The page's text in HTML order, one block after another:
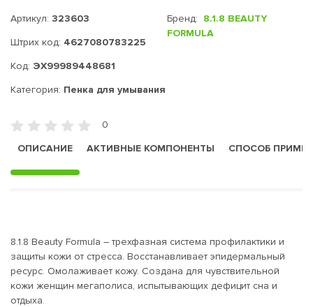
Артикул: 323603
Штрих код: 4627080783225
Код: ЭХ99989448681
Бренд: 8.1.8 BEAUTY
FORMULA
Категория: Пенка для умывания
0
ОПИСАНИЕ
АКТИВНЫЕ КОМПОНЕНТЫ СПОСОБ
8.1.8 Beauty Formula – трехфазная система профилактики и
защиты кожи от стресса. Восстанавливает эпидермальный
ресурс. Омолаживает кожу. Создана для чувствительной
кожи женщин мегаполиса, испытывающих дефицит сна и
отдыха.